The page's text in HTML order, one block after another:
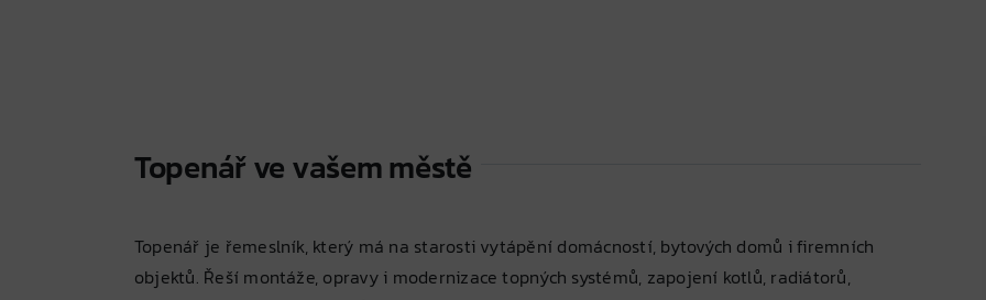
Topenář ve vašem městě
Topenář je řemeslník, který má na starosti vytápění domácností, bytových domů i firemních
objektů. Řeší montáže, opravy i modernizace topných systémů, zapojení kotlů, radiátorů,